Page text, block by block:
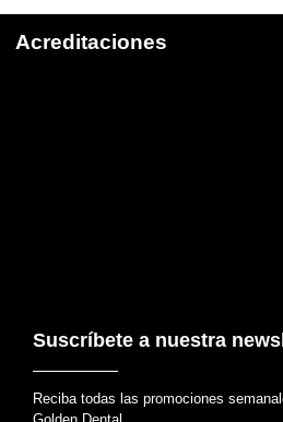
Acreditaciones
Suscríbete a nuestra
Reciba todas las promociones